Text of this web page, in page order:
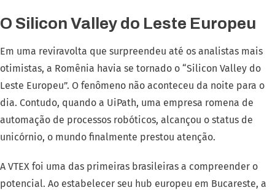
O Silicon Valley do Leste Europeu
Em uma reviravolta que surpreendeu até os analistas mais
otimistas, a Romênia havia se tornado o “Silicon Valley do
Leste Europeu”. O fenômeno não aconteceu da noite para o
dia. Contudo, quando a UiPath, uma empresa romena de
automação de processos robóticos, alcançou o status de
unicórnio, o mundo finalmente prestou atenção.
A VTEX foi uma das primeiras brasileiras a compreender o
potencial. Ao estabelecer seu hub europeu em Bucareste, a